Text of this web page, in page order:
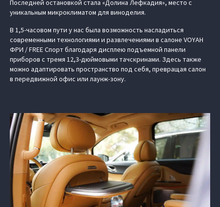
Последней остановкой стала «Долина Лефкадия», место с
уникальным микроклиматом для виноделия.
В 1,5-часовом пути у нас была возможность насладиться
современными технологиями и развлечениями в салоне VOYAH
ФРИ / FREE Спорт благодаря дисплею подъемной панели
приборов с тремя 12,3-дюймовыми тачскринами. Здесь также
можно адаптировать пространство под себя, превращая салон
в передвижной офис или лаунж-зону.